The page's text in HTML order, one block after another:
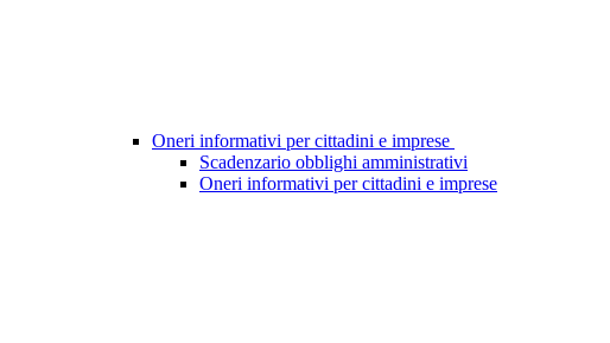
Oneri informativi per cittadini e imprese
Scadenzario obblighi amministrativi
Oneri informativi per cittadini e imprese